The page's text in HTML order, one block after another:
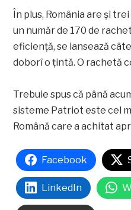
În plus, România are și
un număr de 170 de
eficiență, se lansează
doborî o țintă. O rachetă
Trebuie spus că până
sisteme Patriot este cel
Română care a achitat
Facebook
LinkedIn